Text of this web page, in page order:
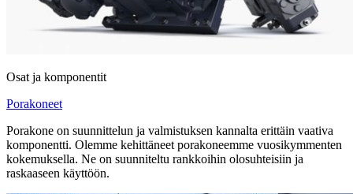
Osat ja komponentit
Porakoneet
Porakone on suunnittelun ja valmistuksen kannalta erittäin vaativa
komponentti. Olemme kehittäneet porakoneemme vuosikymmenten
kokemuksella. Ne on suunniteltu rankkoihin olosuhteisiin ja
raskaaseen käyttöön.